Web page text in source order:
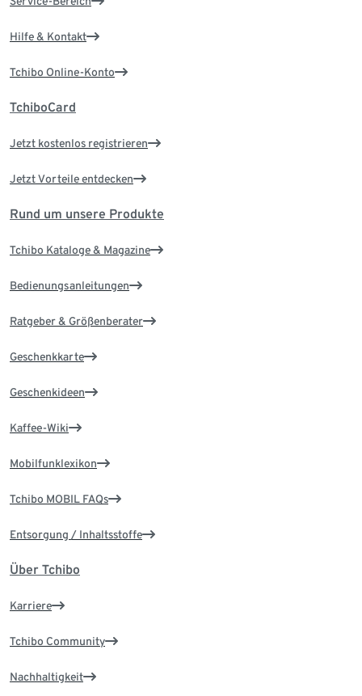
Hilfe & Kontakt
Tchibo Online-Konto
TchiboCard
Jetzt kostenlos registrieren
Jetzt Vorteile entdecken
Rund um unsere Produkte
Tchibo Kataloge & Magazine
Bedienungsanleitungen
Ratgeber & Größenberater
Geschenkkarte
Geschenkideen
Kaffee-Wiki
Mobilfunklexikon
Tchibo MOBIL FAQs
Entsorgung / Inhaltsstoffe
Über Tchibo
Karriere
Tchibo Community
Nachhaltigkeit